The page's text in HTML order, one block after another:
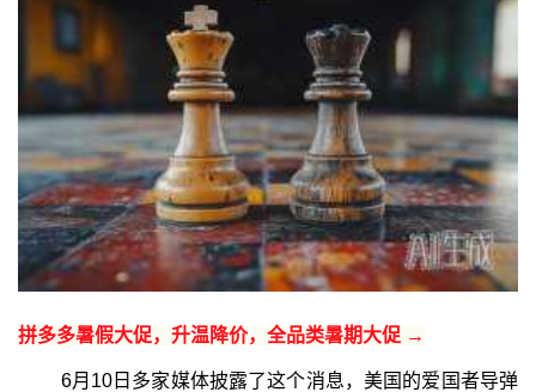
拼多多暑假大促，升温降价，全品类暑期大促 →
6月10日多家媒体披露了这个消息，美国的爱国者导弹